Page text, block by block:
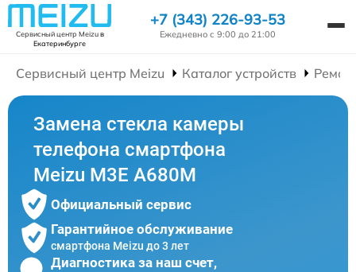
Сервисный центр Meizuв
Екатеринбурге
+7 (343) 226-93-53
Ежедневно с 9:00 до 21:00
Сервисный центр Meizu Каталог устройств
Замена стекла камеры
телефона смартфона
Meizu M3E A680M
Официальный сервис
Гарантийное обслуживание
смартфона Meizu до 3 лет
Диагностика за наш счет,